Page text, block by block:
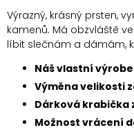
Výrazný, krásný prsten,
kamenů. Má obzvláště
líbit slečnám a dámám,
Náš vlastní
Výměna velikosti
Dárková krabička
Možnost vrácení